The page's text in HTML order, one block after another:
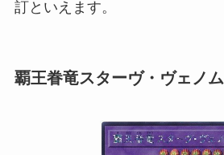
訂といえます。
覇王眷竜スターヴ・ヴェノム